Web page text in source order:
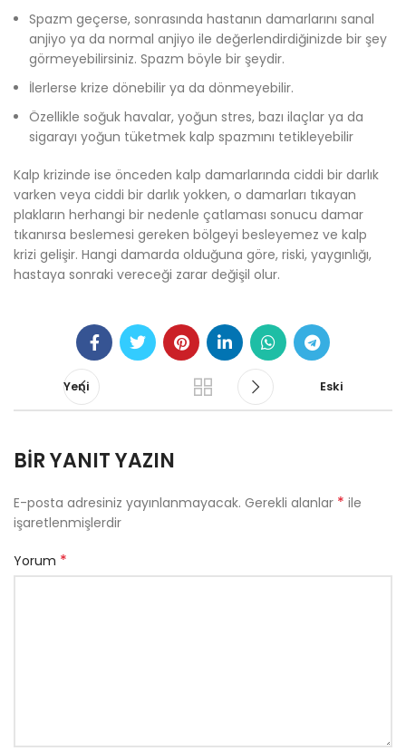
Spazm geçerse, sonrasında hastanın damarlarını sanal
anjiyo ya da normal anjiyo ile değerlendirdiğinizde bir şey
görmeyebilirsiniz. Spazm böyle bir şeydir.
İlerlerse krize dönebilir ya da dönmeyebilir.
Özellikle soğuk havalar, yoğun stres, bazı ilaçlar ya da
sigarayı yoğun tüketmek kalp spazmını tetikleyebilir
Kalp krizinde ise önceden kalp damarlarında ciddi bir darlık
varken veya ciddi bir darlık yokken, o damarları tıkayan
plakların herhangi bir nedenle çatlaması sonucu damar
tıkanırsa beslemesi gereken bölgeyi besleyemez ve kalp
krizi gelişir. Hangi damarda olduğuna göre, riski, yaygınlığı,
hastaya sonraki vereceği zarar değişil olur.
Yeni Eski
BIR YANIT YAZIN
E-posta adresiniz yayınlanmayacak. Gerekli alanlar * ile
işaretlenmişlerdir
Yorum *